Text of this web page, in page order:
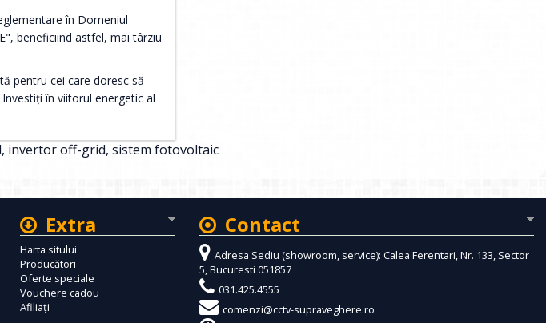
în Domeniul
beneficiind astfel, mai târziu
pentru cei care doresc să
în viitorul energetic al
, invertor off-grid, sistem fotovoltaic
Extra
Harta sitului
Producători
Oferte speciale
Vouchere cadou
Afiliaţi
Contact
Adresa Sediu (showroom, service): Calea Ferentari, Nr. 133, Sector
5, Bucuresti 051857
031.425.4555
comenzi@cctv-supraveghere.ro